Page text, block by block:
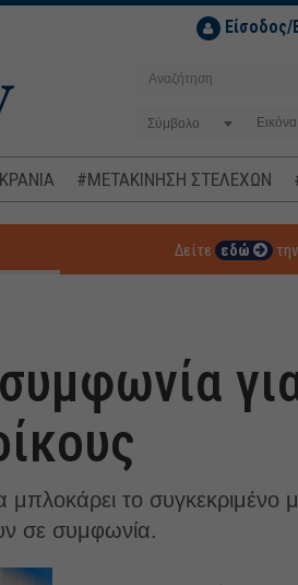
Σύμβολο
#ΜΕΤΑΚΙΝΗΣΗ ΣΤΕΛΕΧΩΝ
Δείτε εδώ
το συγκεκριμένο
σε συμφωνία.